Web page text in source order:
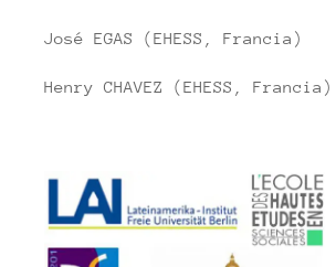
José EGAS (EHESS, Francia)
Henry CHAVEZ (EHESS, Francia)